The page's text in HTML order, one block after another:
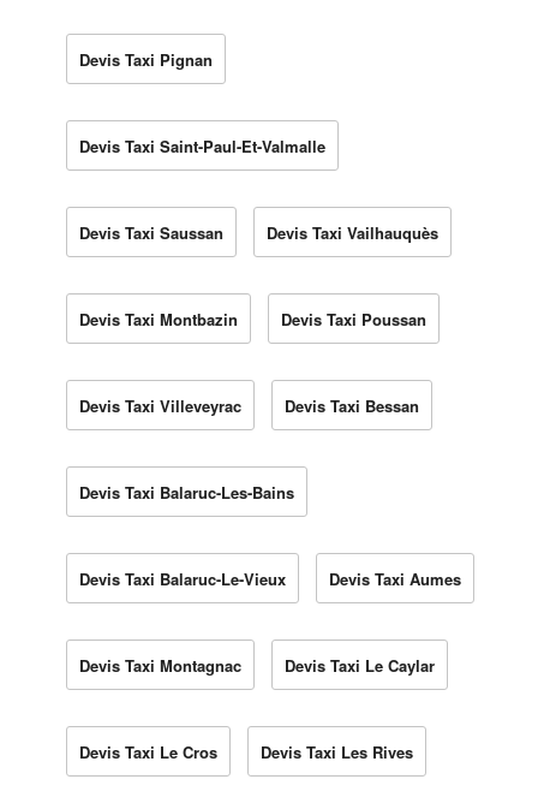
Devis Taxi Pignan
Devis Taxi Saint-Paul-Et-Valmalle
Devis Taxi Saussan Devis Taxi Vailhauquès
Devis Taxi Montbazin Devis Taxi Poussan
Devis Taxi Villeveyrac Devis Taxi Bessan
Devis Taxi Balaruc-Les-Bains
Devis Taxi Balaruc-Le-Vieux Devis Taxi Aumes
Devis Taxi Montagnac Devis Taxi Le Caylar
Devis Taxi Le Cros Devis Taxi Les Rives